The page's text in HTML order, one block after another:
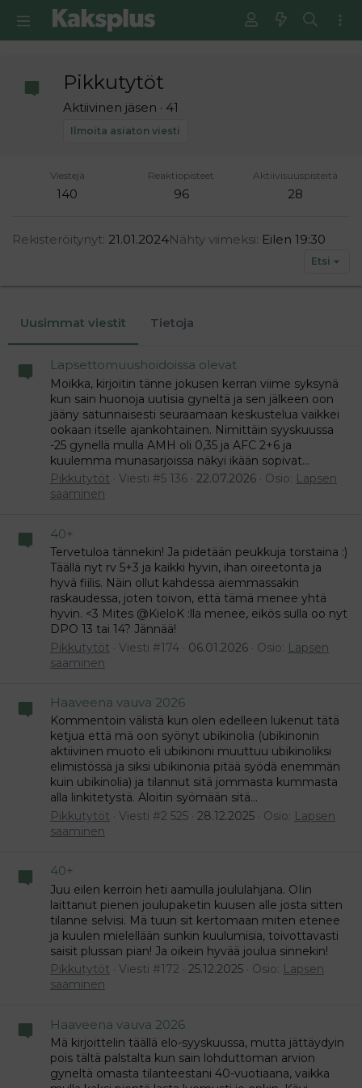
Ilmoita asiaton viesti
Pikkutytöt
Aktiivinen jäsen · 41
Viestejä
140
Reaktiopisteet
96
Aktiivisuuspisteitä
28
Rekisteröitynyt 21.01.2024Nähty viimeksi Eilen 19:30
Etsi
Uusimmat viestit Tietoja
Lapsettomuushoidoissa olevat
Moikka, kirjoitin tänne jokusen kerran viime syksynä
kun sain huonoja uutisia gyneltä ja sen jälkeen oon
jääny satunnaisesti seuraamaan keskustelua vaikkei
ookaan itselle ajankohtainen. Nimittäin syyskuussa
-25 gynellä mulla AMH oli 0,35 ja AFC 2+6 ja
kuulemma munasarjoissa näkyi ikään sopivat...
Pikkutytöt
Viesti #5 136 22.07.2026 Osio: Lapsen
saaminen
40+
Tervetuloa tännekin! Ja pidetään peukkuja torstaina :)
Täällä nyt rv 5+3 ja kaikki hyvin, ihan oireetonta ja
hyvä fiilis. Näin ollut kahdessa aiemmassakin
raskaudessa, joten toivon, että tämä menee yhtä
hyvin. <3 Mites @KieloK :lla menee, eikös sulla oo nyt
DPO 13 tai 14? Jännää!
Pikkutytöt
Viesti #174 06.01.2026 Osio: Lapsen
saaminen
Haaveena vauva 2026
Kommentoin välistä kun olen edelleen lukenut tätä
ketjua että mä oon syönyt ubikinolia (ubikinonin
aktiivinen muoto eli ubikinoni muuttuu ubikinoliksi
elimistössä ja siksi ubikinonia pitää syödä enemmän
kuin ubikinolia) ja tilannut sitä jommasta kummasta
alla linkitetystä. Aloitin syömään sitä...
Pikkutytöt
Viesti #2 525 28.12.2025 Osio: Lapsen
saaminen
40+
Juu eilen kerroin heti aamulla joululahjana. OIin
laittanut pienen joulupaketin kuusen alle josta sitten
tilanne selvisi. Mä tuun sit kertomaan miten etenee
ja kuulen mielellään sunkin kuulumisia, toivottavasti
saisit plussan pian! Ja oikein hyvää joulua sinnekin!
Pikkutytöt
Viesti #172 25.12.2025 Osio: Lapsen
saaminen
Haaveena vauva 2026
Mä kirjoittelin täällä elo-syyskuussa, mutta jättäydyin
pois tältä palstalta kun sain lohduttoman arvion
gyneltä omasta tilanteestani 40-vuotiaana, vaikka